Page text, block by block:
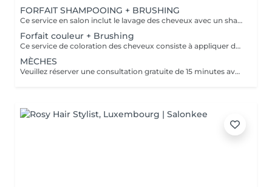
FORFAIT SHAMPOOING + BRUSHING
Ce service en salon inclut le lavage des cheveux avec un shampoing et un après-shampoing pour nettoyer et nourrir, suivi d'un brushing professionnel réalisé avec un sèche-cheveux et des brosses pour coiffer les cheveux. Le brushing crée une finition lisse, brillante et volumineuse, adaptée au look désiré, que ce soit lisse, ondulé ou bouclé. Cheveux courts : jusqu'à la nuque Cheveux mi-longs : jusqu'aux épaules Cheveux longs : en dessous des épaules Cheveux très longs : jusqu'au milieu du dos
Forfait couleur + Brushing
Ce service de coloration des cheveux consiste à appliquer des produits colorants professionnels de la marque reconnue Davines pour changer, sublimer ou rafraîchir la couleur des cheveux, assurant des résultats éclatants et durables. Davines propose des produits de coloration avec et sans ammoniaque. Veuillez choisir parmi les options suivantes. Note : si vous souhaitez compléter votre look par une coupe de cheveux, veuillez sélectionner l'option de service séparée "Coupe femme (en supplément de la coloration/mèches)" dans notre menu de services.
MÈCHES
Veuillez réserver une consultation gratuite de 15 minutes avant votre rendez-vous afin de discuter de vos objectifs capillaires et de garantir les meilleurs résultats. Cette technique consiste à appliquer des papiers d’aluminium sur l’ensemble de la chevelure — à l’avant, à l’arrière, en dessous et sur les côtés. Elle crée un effet global beaucoup plus clair et constitue l’option privilégiée par les clientes souhaitant un résultat blond spectaculaire. Remarque : ce service comprend le shampooing et le brushing. Si vous souhaitez une coupe de cheveux pour parfaire votre look, veuillez sélectionner séparément l’option « Coupe femme (en complément d’une coloration ou de mèches) » dans notre menu de services.